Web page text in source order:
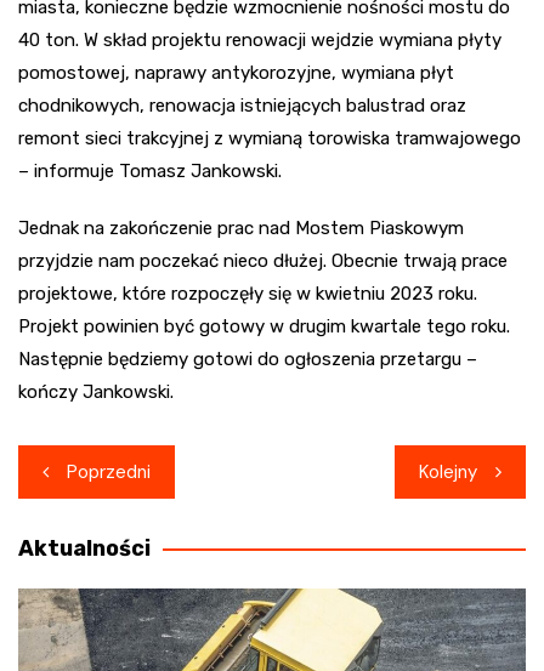
miasta, konieczne będzie wzmocnienie nośności mostu do
40 ton. W skład projektu renowacji wejdzie wymiana płyty
pomostowej, naprawy antykorozyjne, wymiana płyt
chodnikowych, renowacja istniejących balustrad oraz
remont sieci trakcyjnej z wymianą torowiska tramwajowego
– informuje Tomasz Jankowski.
Jednak na zakończenie prac nad Mostem Piaskowym
przyjdzie nam poczekać nieco dłużej. Obecnie trwają prace
projektowe, które rozpoczęły się w kwietniu 2023 roku.
Projekt powinien być gotowy w drugim kwartale tego roku.
Następnie będziemy gotowi do ogłoszenia przetargu –
kończy Jankowski.
Nawigacja
wpisu
Poprzedni Kolejny
Aktualności